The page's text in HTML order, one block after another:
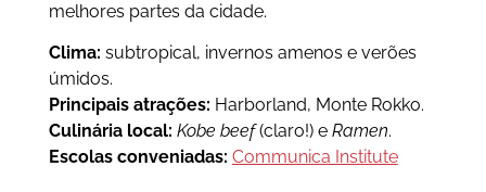
melhores partes da cidade.
Clima: subtropical, invernos amenos e verões
úmidos.
Principais atrações: Harborland, Monte Rokko.
Culinária local: Kobe beef(claro!) e Ramen.
Escolas conveniadas: Communica Institute